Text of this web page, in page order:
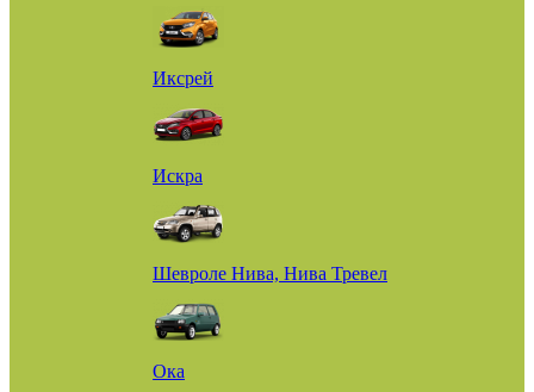
Иксрей
Искра
Шевроле Нива, Нива Тревел
Ока